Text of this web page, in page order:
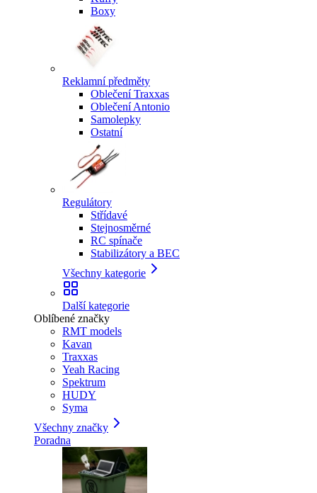
Boxy
Reklamní předměty
Oblečení Traxxas
Oblečení Antonio
Samolepky
Ostatní
Regulátory
Střídavé
Stejnosměrné
RC spínače
Stabilizátory a BEC
Všechny kategorie
Další kategorie
Oblíbené značky
RMT models
Kavan
Traxxas
Yeah Racing
Spektrum
HUDY
Syma
Všechny značky
Poradna